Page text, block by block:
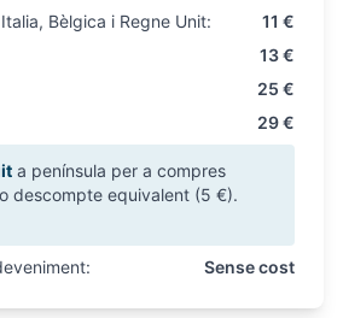
Bèlgica i Regne Unit:
11 €
13 €
25 €
29 €
a península per a compres
descompte equivalent (5 €).
Sense cost